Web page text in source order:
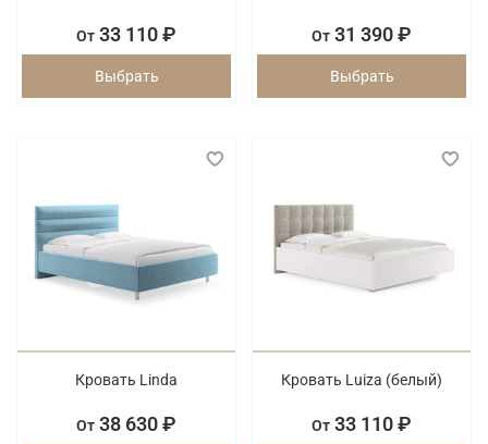
От 33 110 ₽
Выбрать
От 31 390 ₽
Выбрать
Кровать Linda
От 38 630 ₽
Кровать Luiza (белый)
От 33 110 ₽